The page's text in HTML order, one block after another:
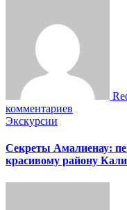
комментариев
Экскурсии
Секреты Амалиенау:
красивому району